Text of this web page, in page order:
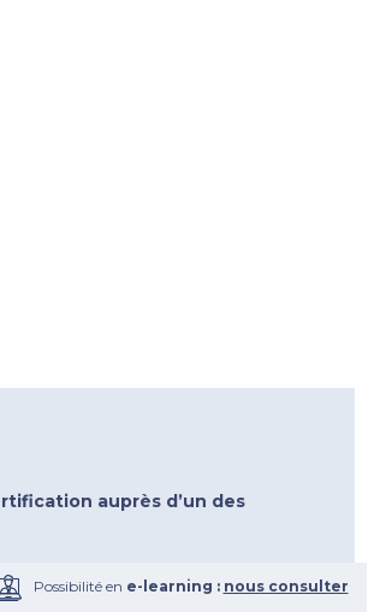
auprès d’un des
Possibilité en e-learning : nous consulter